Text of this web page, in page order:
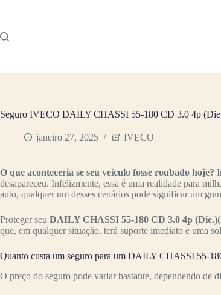
conteúdo
Seguro IVECO DAILY CHASSI 55-180 CD 3.0 4p
janeiro 27, 2025 IVECO
O que aconteceria se seu veículo fosse roubado hoje?
desapareceu. Infelizmente, essa é uma realidade para
auto, qualquer um desses cenários pode significar um
Proteger seu DAILY CHASSI 55-180 CD 3.0 4p
que, em qualquer situação, terá suporte imediato e uma
Quanto custa um seguro para um DAILY CHASSI 55-
O preço do seguro pode variar bastante, dependendo de